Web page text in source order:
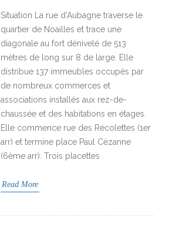
Situation La rue d’Aubagne traverse le
quartier de Noailles et trace une
diagonale au fort dénivelé de 513
mètres de long sur 8 de large. Elle
distribue 137 immeubles occupés par
de nombreux commerces et
associations installés aux rez-de-
chaussée et des habitations en étages.
Elle commence rue des Récolettes (1er
arr) et termine place Paul Cézanne
(6ème arr). Trois placettes
Read More